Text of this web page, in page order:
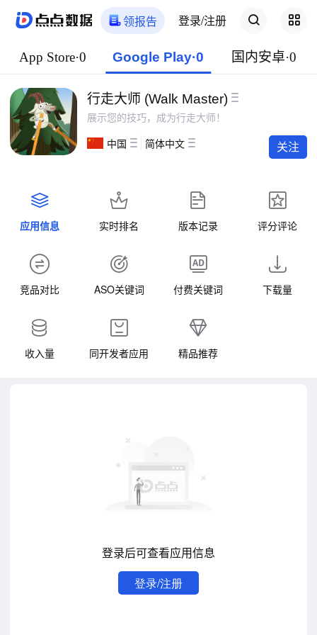
领报告 登录/注册
App Store·0 Google Play·0 国内安卓·0
行走大师 (Walk Master)
展示您的技巧，成为行走大师！
中国 简体中文 关注
应用信息 实时排名 版本记录 评分评论
竞品对比 ASO关键词 付费关键词 下载量
收入量 同开发者应用 精品推荐
登录后可查看应用信息
登录/注册